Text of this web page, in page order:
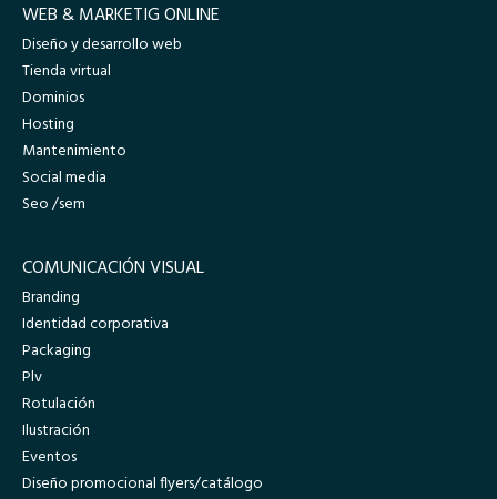
WEB & MARKETIG ONLINE
Diseño y desarrollo web
Tienda virtual
Dominios
Hosting
Mantenimiento
Social media
Seo /sem
COMUNICACIÓN VISUAL
Branding
Identidad corporativa
Packaging
Plv
Rotulación
Ilustración
Eventos
Diseño promocional flyers/catálogo